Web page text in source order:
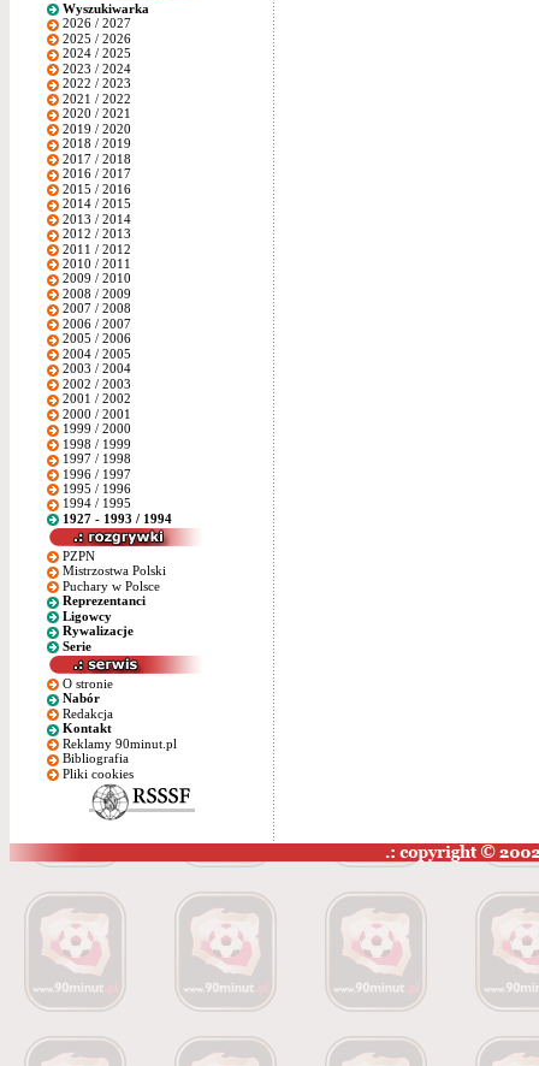
Wyszukiwarka
2026 / 2027
2025 / 2026
2024 / 2025
2023 / 2024
2022 / 2023
2021 / 2022
2020 / 2021
2019 / 2020
2018 / 2019
2017 / 2018
2016 / 2017
2015 / 2016
2014 / 2015
2013 / 2014
2012 / 2013
2011 / 2012
2010 / 2011
2009 / 2010
2008 / 2009
2007 / 2008
2006 / 2007
2005 / 2006
2004 / 2005
2003 / 2004
2002 / 2003
2001 / 2002
2000 / 2001
1999 / 2000
1998 / 1999
1997 / 1998
1996 / 1997
1995 / 1996
1994 / 1995
1927 - 1993 / 1994
PZPN
Mistrzostwa Polski
Puchary w Polsce
Reprezentanci
Ligowcy
Rywalizacje
Serie
O stronie
Nabór
Redakcja
Kontakt
Reklamy 90minut.pl
Bibliografia
Pliki cookies